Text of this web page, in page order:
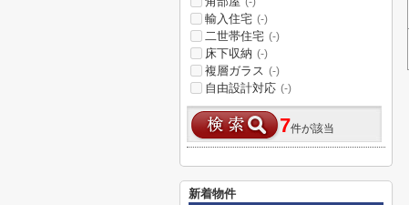
輸入住宅 (-)
二世帯住宅 (-)
床下収納 (-)
複層ガラス (-)
自由設計対応 (-)
7件が該当
新着物件